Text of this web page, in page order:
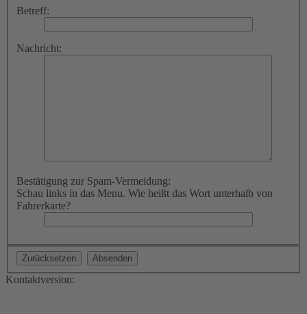
Betreff:
Nachricht:
Bestätigung zur Spam-Vermeidung:
Schau links in das Menu. Wie heißt das Wort unterhalb von
Fahrerkarte?
Kontaktversion: